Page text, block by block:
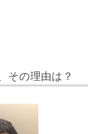
その理由は？